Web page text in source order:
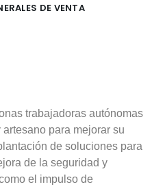
DE VENTA
trabajadoras autónomas
para mejorar su
de soluciones para
de la seguridad y
el impulso de